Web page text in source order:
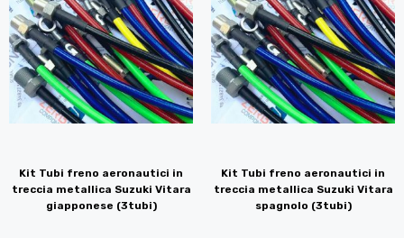
Kit Tubi freno aeronautici in
treccia metallica Suzuki Vitara
giapponese (3tubi)
Kit Tubi freno aeronautici in
treccia metallica Suzuki Vitara
spagnolo (3tubi)